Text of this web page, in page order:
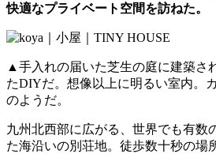
快適なプライベート空間を訪ねた。
▲手入れの届いた芝生の庭に建築さ
たDIYだ。想像以上に明るい室内。
のようだ。
九州北西部に広がる、世界でも有数
た海沿いの別荘地。徒歩数十秒の場